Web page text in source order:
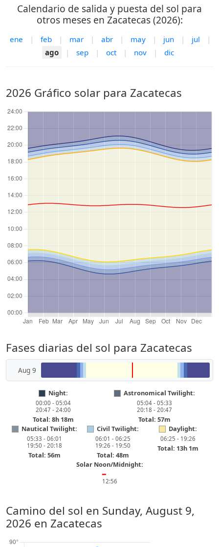
Calendario de salida y puesta del sol para
otros meses en Zacatecas (2026):
ene | feb | mar | abr | may | jun | jul
|
ago
| sep | oct | nov | dic
2026 Gráfico solar para Zacatecas
Fases diarias del sol para Zacatecas
Aug 9
Night:
00:00 - 05:04
20:47 - 24:00
Total: 8h 18m
Astronomical Twilight:
05:04 - 05:33
20:18 - 20:47
Total: 57m
Nautical Twilight:
05:33 - 06:01
19:50 - 20:18
Total: 56m
Civil Twilight:
06:01 - 06:25
19:26 - 19:50
Total: 48m
Daylight:
06:25 - 19:26
Total: 13h 1m
Solar Noon/Midnight:
━
12:56
Camino del sol en Sunday, August 9,
2026 en Zacatecas